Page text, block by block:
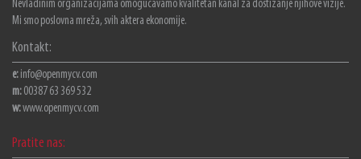
Nevladinim organizacijama omogućavamo kvalitetan kanal za dostizanje njihove vizije.
Mi smo poslovna mreža, svih aktera ekonomije.
Kontakt:
e: info@openmycv.com
m: 00387 63 369 532
w:www.openmycv.com
Pratite nas: